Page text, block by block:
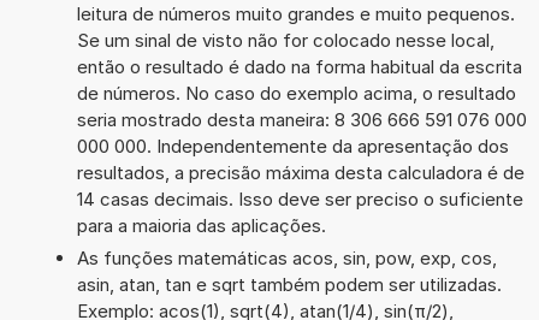
leitura de números muito grandes e muito pequenos.
Se um sinal de visto não for colocado nesse local,
então o resultado é dado na forma habitual da escrita
de números. No caso do exemplo acima, o resultado
seria mostrado desta maneira: 8 306 666 591 076 000
000 000. Independentemente da apresentação dos
resultados, a precisão máxima desta calculadora é de
14 casas decimais. Isso deve ser preciso o suficiente
para a maioria das aplicações.
As funções matemáticas acos, sin, pow, exp, cos,
asin, atan, tan e sqrt também podem ser utilizadas.
Exemplo: acos(1), sqrt(4), atan(1/4), sin(π/2),